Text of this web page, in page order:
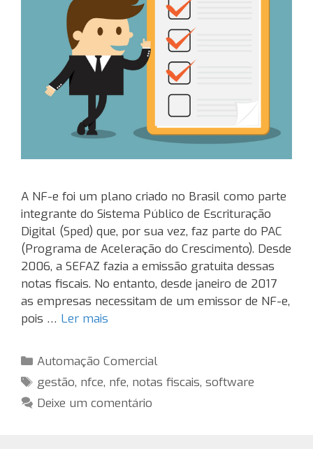
A NF-e foi um plano criado no Brasil como parte
integrante do Sistema Público de Escrituração
Digital (Sped) que, por sua vez, faz parte do PAC
(Programa de Aceleração do Crescimento). Desde
2006, a SEFAZ fazia a emissão gratuita dessas
notas fiscais. No entanto, desde janeiro de 2017
as empresas necessitam de um emissor de NF-e,
pois … Ler mais
Categorias
Automação Comercial
Tags
gestão, nfce, nfe, notas fiscais,software
Deixe um comentário